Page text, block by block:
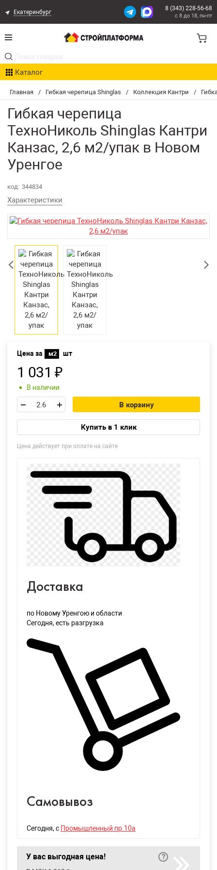
Главная / Гибкая черепица Shinglas / Коллекция Кантри /
Гибкая черепица
ТехноНиколь Shinglas Кантри
Канзас, 2,6 м2/упак в Новом
Уренгое
код: 344834
Характеристики
Цена за м2 шт
1 031 ₽
В наличии
В корзину
Купить в 1 клик
Цена действует при оплате на сайте
Доставка
по Новому Уренгою и области
Сегодня, есть разгрузка
Самовывоз
Сегодня, с Промышленный пр.10а
У вас выгодная цена!
Екатеринбург
8 (343) 228-56-68
с 8 до 18, пн-пт
Каталог
Акции
Расчет доставки
Организациям
Опыт поставок
Статьи
Контакты
Оплата и Доставка
Возврат товара
Екатеринбург